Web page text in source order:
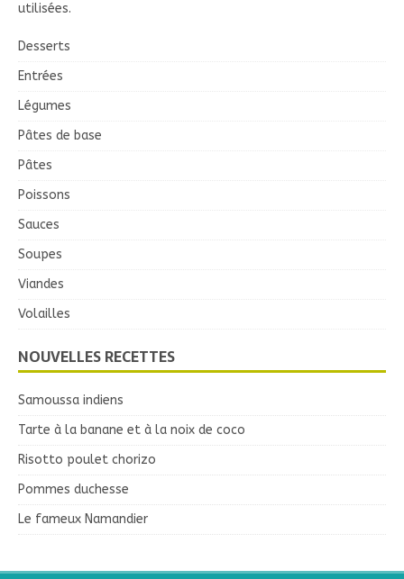
utilisées.
Desserts
Entrées
Légumes
Pâtes de base
Pâtes
Poissons
Sauces
Soupes
Viandes
Volailles
NOUVELLES RECETTES
Samoussa indiens
Tarte à la banane et à la noix de coco
Risotto poulet chorizo
Pommes duchesse
Le fameux Namandier